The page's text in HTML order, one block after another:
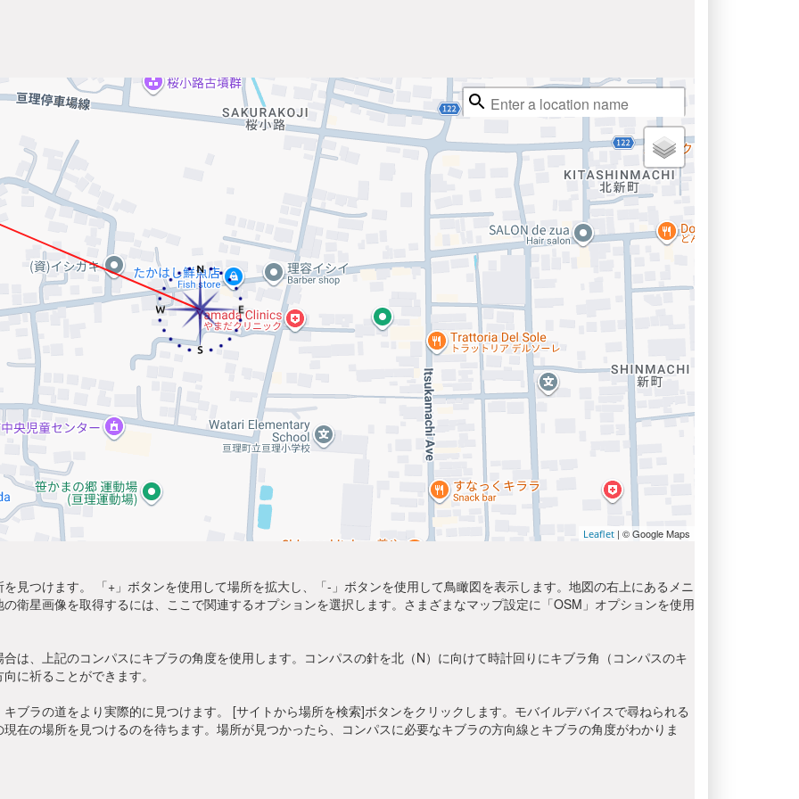
Leaflet | © Google Maps
見つけます。 「+」ボタンを使用して場所を拡大し、「-」ボタンを使用して鳥瞰図を表示します。地図の右上にあるメニ
衛星画像を取得するには、ここで関連するオプションを選択します。さまざまなマップ設定に「OSM」オプションを使用
は、上記のコンパスにキブラの角度を使用します。コンパスの針を北（N）に向けて時計回りにキブラ角（コンパスのキ
に祈ることができます。
ブラの道をより実際的に見つけます。 [サイトから場所を検索]ボタンをクリックします。モバイルデバイスで尋ねられる
在の場所を見つけるのを待ちます。場所が見つかったら、コンパスに必要なキブラの方向線とキブラの角度がわかりま